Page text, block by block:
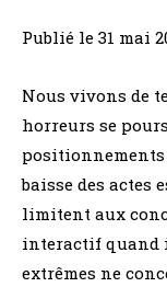
Publié le 31 mai
Nous vivons de
horreurs se
positionnements
baisse des actes
limitent aux
interactif quand
extrêmes ne